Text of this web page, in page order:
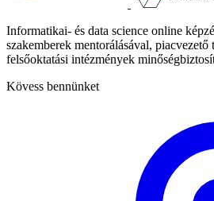
Informatikai- és data science online
szakemberek mentorálásával,
felsőoktatási intézmények
Kövess bennünket